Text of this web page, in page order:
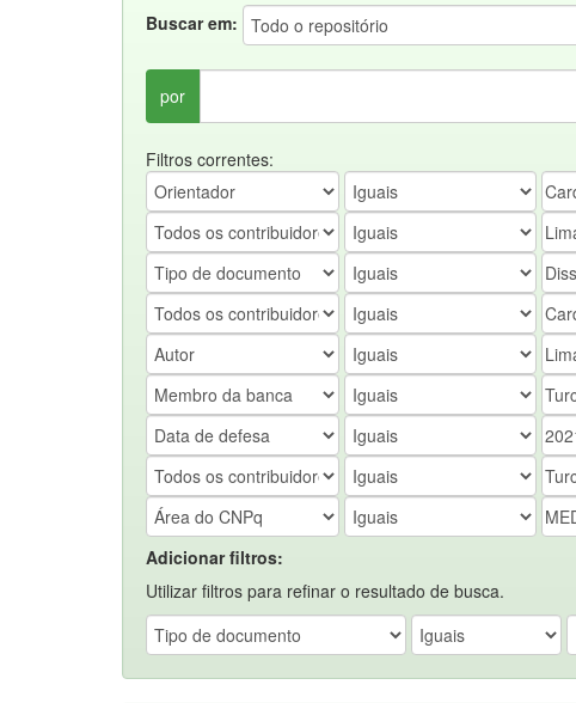
Buscar em:
por
Filtros correntes:
Adicionar filtros:
Utilizar filtros para refinar o resultado de busca.